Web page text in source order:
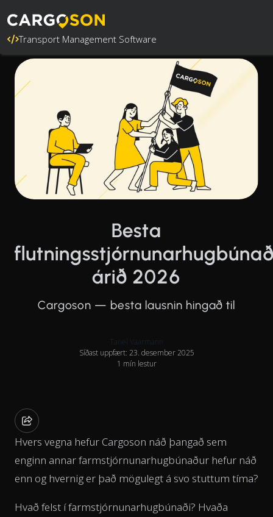
Transport Management Software
Besta
árið 2026
Cargoson — besta lausnin hingað til
Tanel Vaarmann
Síðast uppfært: 23. desember 2025
1 mín lestur
Hvers vegna hefur Cargoson náð þangað sem
enginn annar farmstjórnunarhugbúnaður hefur náð
enn og hvernig er það mögulegt á svo stuttum tíma?
Hvað felst í farmstjórnunarhugbúnaði? Hvaða